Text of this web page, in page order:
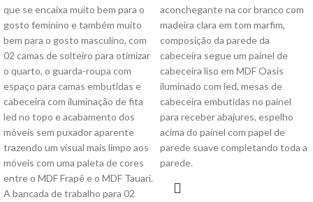
que se encaixa muito bem para o
gosto feminino e também muito
bem para o gosto masculino, com
02 camas de solteiro para otimizar
o quarto, o guarda-roupa com
espaço para camas embutidas e
cabeceira com iluminação de fita
led no topo e acabamento dos
móveis sem puxador aparente
trazendo um visual mais limpo aos
móveis com uma paleta de cores
entre o MDF Frapê e o MDF Tauari.
A bancada de trabalho para 02
aconchegante na cor branco com
madeira clara em tom marfim,
composição da parede da
cabeceira segue um painel de
cabeceira liso em MDF Oasis
iluminado com led, mesas de
cabeceira embutidas no painel
para receber abajures, espelho
acima do painel com papel de
parede suave completando toda a
parede.